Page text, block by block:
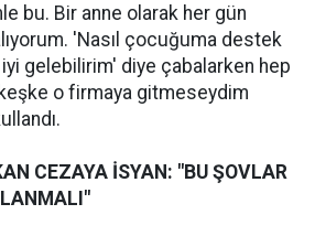
bu. Bir anne olarak her gün
'Nasıl çocuğuma destek
iyi gelebilirim' diye çabalarken hep
o firmaya gitmeseydim
CEZAYA İSYAN: "BU ŞOVLAR